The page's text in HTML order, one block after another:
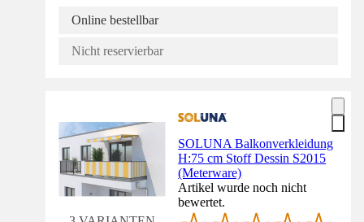
Online bestellbar
Nicht reservierbar
SOLUNA Balkonverkleidung
H:75 cm Stoff Dessin S2015
(Meterware)
Artikel wurde noch nicht
bewertet.